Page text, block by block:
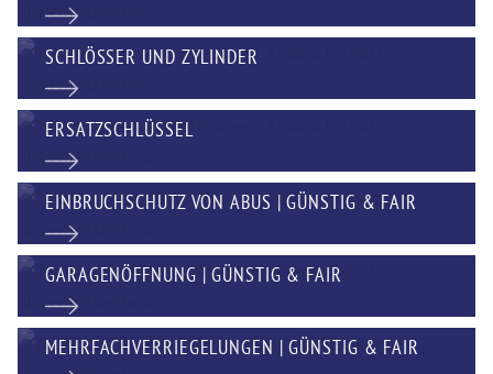
SCHLÖSSER UND ZYLINDER
ERSATZSCHLÜSSEL
EINBRUCHSCHUTZ VON ABUS | GÜNSTIG & FAIR
GARAGENÖFFNUNG | GÜNSTIG & FAIR
MEHRFACHVERRIEGELUNGEN | GÜNSTIG & FAIR